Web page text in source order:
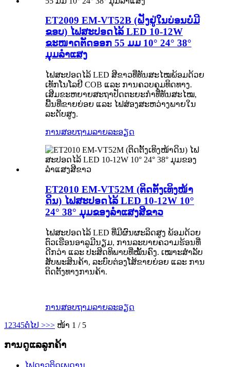
ET2009 EM-VT52B (ຝັງຢູ່ໃນບ່ອນບໍ່ມີ
ຂອບ) ໄຟສະປອດໄລ້ LED 10-12W
ຂະໜາດຕັດອອກ 55 ມມ 10° 24° 38°
ມຸມລຳແສງ
ໄຟສະປອດໄລ້ LED ສີຂາວທີ່ທັນສະໄໝພ້ອມດ້ວຍ
ເທັກໂນໂລຢີ COB ແລະ ການຄວບຄຸມທິດທາງ.
ເສີມຂະຫຍາຍສະຖາປັດຕະຍະກຳທີ່ທັນສະໄໝ,
ພື້ນທີ່ຂາຍຍ່ອຍ ແລະ ໄຟສ່ອງສະຫວ່າງພາຍໃນ
ລະດັບສູງ.
ການສອບຖາມລາຍລະອຽດ
ET2010 EM-VT52M (ຕິດຕັ້ງເທິງໜ້າ
ດິນ) ໄຟສະປອດໄລ້ LED 10-12W 10°
24° 38° ມຸມຂອງລຳແສງສີຂາວ
ໄຟສະປອດໄລ້ LED ທີ່ມີຜົນຜະລິດສູງ ພ້ອມດ້ວຍ
ຕົວເຮືອນອາລູມີນຽມ, ການລະບາຍຄວາມຮ້ອນທີ່
ດີກວ່າ ແລະ ປະສິດທິພາບທີ່ໝັ້ນຄົງ. ເໝາະສຳລັບ
ສັບພະສິນຄ້າ, ລະບົບຕ່ອງໂສ້ຂາຍຍ່ອຍ ແລະ ການ
ຕິດຕັ້ງທາງການຄ້າ.
ການສອບຖາມລາຍລະອຽດ
1 2345ຕໍ່ໄປ >>> ໜ້າ 1 / 5
ການດູແລລູກຄ້າ
ໄຟດາວຕິດເພດານ